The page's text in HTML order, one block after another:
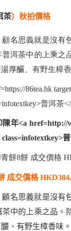
茶）秋拍價格
顧名思義就是沒有
普洱茶中的上乘之
厚釅、有野生樟香
成交價格
顧名思義就是沒有
茶中的上乘之品。
、有野生樟香味。